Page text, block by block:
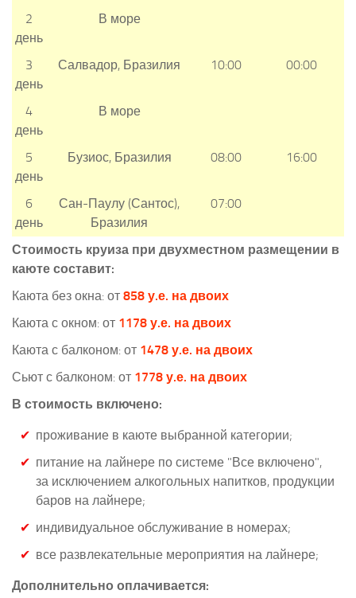
2
день
В море
3
день
Салвадор, Бразилия 10:00 00:00
4
день
В море
5
день
Бузиос, Бразилия 08:00 16:00
6
день
Сан-Паулу (Сантос),
Бразилия
07:00
Стоимость круиза при двухместном размещении в
каюте составит:
Каюта без окна: от 858 у.е. на двоих
Каюта с окном: от 1178 у.е. на двоих
Каюта с балконом: от 1478 у.е. на двоих
Сьют с балконом: от 1778 у.е. на двоих
В стоимость включено:
проживание в каюте выбранной категории;
питание на лайнере по системе "Все включено",
за исключением алкогольных напитков, продукции
баров на лайнере;
индивидуальное обслуживание в номерах;
все развлекательные мероприятия на лайнере;
Дополнительно оплачивается: